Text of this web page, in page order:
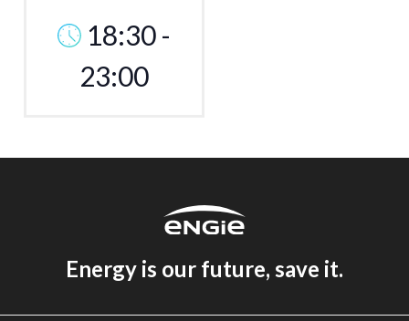
18:30 -
23:00
Energy is our future, save it.